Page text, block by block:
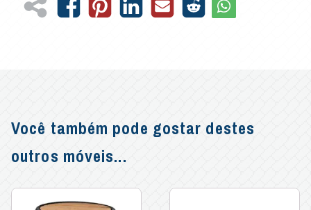
Você também pode gostar destes
outros móveis...